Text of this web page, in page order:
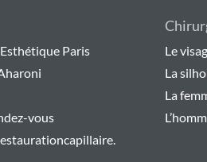
Paris
vous
Le
La
La